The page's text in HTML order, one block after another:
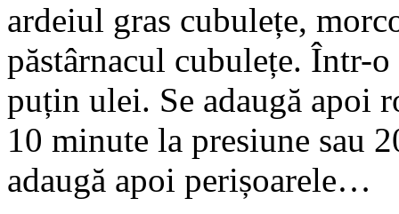
ardeiul gras cubulețe,
păstârnacul cubulețe. Într-o
puțin ulei. Se adaugă apoi
10 minute la presiune sau
adaugă apoi perișoarele…